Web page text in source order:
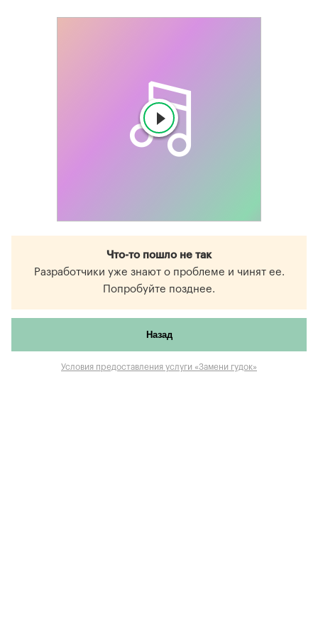
Что-то пошло не так
Разработчики уже знают о проблеме и чинят ее.
Попробуйте позднее.
Назад
Условия предоставления услуги «Замени гудок»